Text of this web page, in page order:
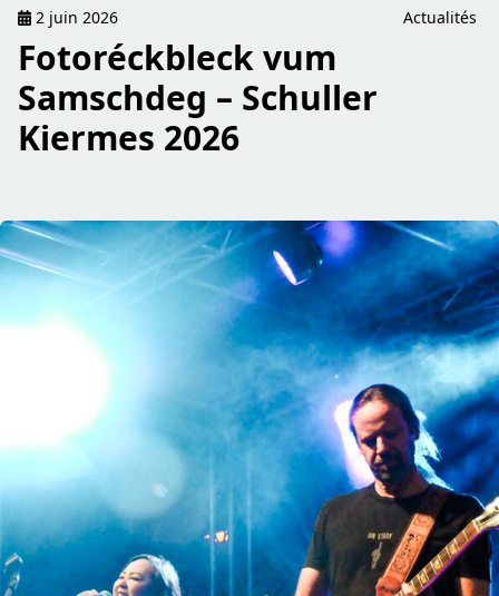
2 juin 2026 Actualités
Fotoréckbleck vum
Samschdeg – Schuller
Kiermes 2026
read Réckbléck op de « Rock um Bur »